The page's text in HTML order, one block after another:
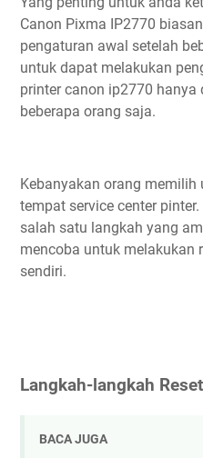
Canon Pixma IP2770
pengaturan awal setelah
untuk dapat melakukan
printer canon ip2770 hanya
beberapa orang saja.
Kebanyakan orang
tempat service center
salah satu langkah yang
mencoba untuk melakukan
sendiri.
Langkah-langkah
BACA JUGA